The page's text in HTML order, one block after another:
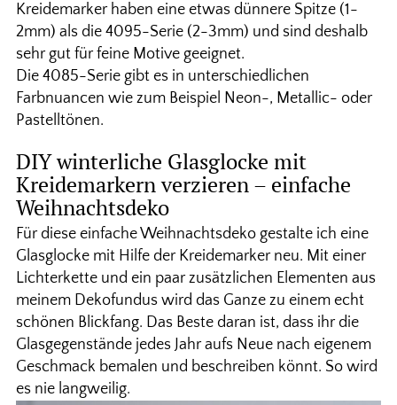
Kreidemarker haben eine etwas dünnere Spitze (1-
2mm) als die 4095-Serie (2-3mm) und sind deshalb
sehr gut für feine Motive geeignet.
Die 4085-Serie gibt es in unterschiedlichen
Farbnuancen wie zum Beispiel Neon-, Metallic- oder
Pastelltönen.
DIY winterliche Glasglocke mit
Kreidemarkern verzieren – einfache
Weihnachtsdeko
Für diese einfache Weihnachtsdeko gestalte ich eine
Glasglocke mit Hilfe der Kreidemarker neu. Mit einer
Lichterkette und ein paar zusätzlichen Elementen aus
meinem Dekofundus wird das Ganze zu einem echt
schönen Blickfang. Das Beste daran ist, dass ihr die
Glasgegenstände jedes Jahr aufs Neue nach eigenem
Geschmack bemalen und beschreiben könnt. So wird
es nie langweilig.